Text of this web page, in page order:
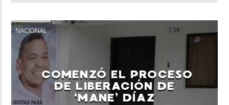
NACIONAL
COMENZÓ EL PROCESO
DE LIBERACIÓN DE
‘MANE’ DÍAZ